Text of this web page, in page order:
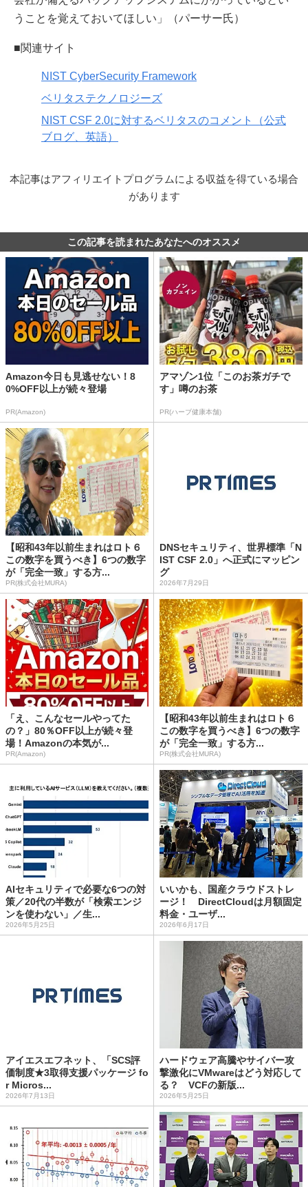
うことを覚えておいてほしい」（パーサー氏）
■関連サイト
NIST CyberSecurity Framework
ベリタステクノロジーズ
NIST CSF 2.0に対するベリタスのコメント（公式
ブログ、英語）
本記事はアフィリエイトプログラムによる収益を得ている場合
があります
この記事を読まれたあなたへのオススメ
Amazon今日も見逃せない！8
0%OFF以上が続々登場
PR(Amazon)
アマゾン1位「このお茶ガチで
す」噂のお茶
PR(ハーブ健康本舗)
【昭和43年以前生まれはロト６
この数字を買うべき】6つの数字
が「完全一致」する方...
PR(株式会社MURA)
DNSセキュリティ、世界標準「N
IST CSF 2.0」へ正式にマッピン
グ
2026年7月29日
「え、こんなセールやってた
の？」80％OFF以上が続々登
場！Amazonの本気が...
PR(Amazon)
【昭和43年以前生まれはロト６
この数字を買うべき】6つの数字
が「完全一致」する方...
PR(株式会社MURA)
AIセキュリティで必要な6つの対
策／20代の半数が「検索エンジ
ンを使わない」／生...
2026年5月25日
いいかも、国産クラウドストレ
ージ！ DirectCloudは月額固定
料金・ユーザ...
2026年6月17日
アイエスエフネット、「SCS評
価制度★3取得支援パッケージ fo
r Micros...
2026年7月13日
ハードウェア高騰やサイバー攻
撃激化にVMwareはどう対応して
る？ VCFの新版...
2026年5月25日